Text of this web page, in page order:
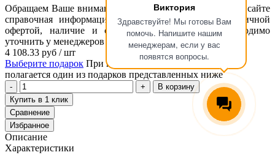
Виктория
Здравствуйте! Мы готовы Вам
помочь. Напишите нашим
менеджерам, если у вас
появятся вопросы.
Обращаем Ваше внимание, что размещенная на данном сайте
справочная информация о товарах не является публичной
офертой, наличие и стоимость оборудования необходимо
уточнить у менеджеров ООО "Концепт Технологии".
4 108.33 руб / шт
Выберите подарок При покупке данного товара вам
полагается один из подарков представленных ниже
В корзину
Купить в 1 клик
Сравнение
Избранное
Описание
Характеристики